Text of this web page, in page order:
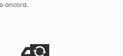
ancora.